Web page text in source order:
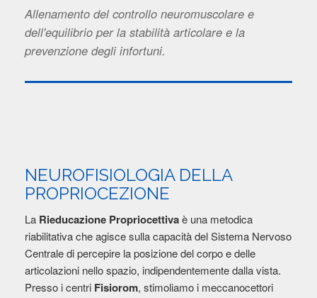
Allenamento del controllo neuromuscolare e
dell'equilibrio per la stabilità articolare e la
prevenzione degli infortuni.
NEUROFISIOLOGIA DELLA
PROPRIOCEZIONE
La Rieducazione Propriocettivaè una metodica
riabilitativa che agisce sulla capacità del Sistema Nervoso
Centrale di percepire la posizione del corpo e delle
articolazioni nello spazio, indipendentemente dalla vista.
Presso i centri Fisiorom, stimoliamo i meccanocettori